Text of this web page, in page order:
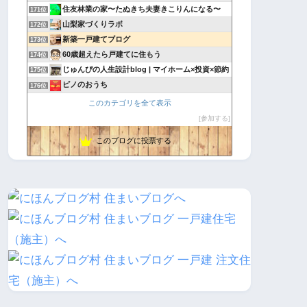
171位 住友林業の家〜たぬきち夫妻きこりんになる〜
172位 山梨家づくりラボ
173位 新築一戸建てブログ
174位 60歳超えたら戸建てに住もう
175位 じゅんぴの人生設計blog | マイホーム×投資×節約
176位 ピノのおうち
畑の中心で愛を叫ぶ
179位 きょこりんの癒し生活
180位 我が家に我が家が出来るのかぁ
このカテゴリを全て表示
参加する
このブログに投票する